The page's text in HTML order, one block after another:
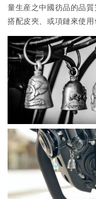
量生産之中國彷品的品質
搭配皮夾、或項鏈來使